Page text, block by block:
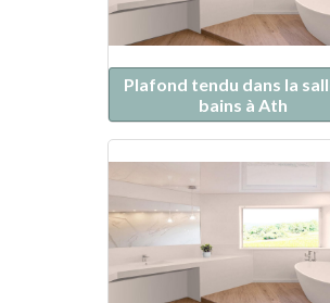
Plafond tendu dans la
bains à Ath